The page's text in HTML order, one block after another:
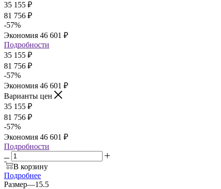
35 155 ₽
81 756 ₽
-57%
Экономия 46 601 ₽
Подробности
35 155 ₽
81 756 ₽
-57%
Экономия 46 601 ₽
Варианты цен
35 155 ₽
81 756 ₽
-57%
Экономия 46 601 ₽
Подробности
В корзину
Подробнее
Размер—15.5